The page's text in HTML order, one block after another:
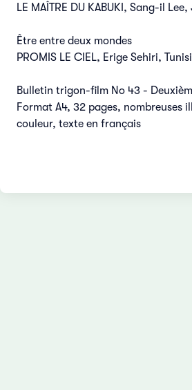
LE MAÎTRE DU KABUKI, Sang-il
Être entre deux mondes
PROMIS LE CIEL, Erige Sehiri,
Bulletin trigon-film No 43 -
Format A4, 32 pages, nombreuses
couleur, texte en français